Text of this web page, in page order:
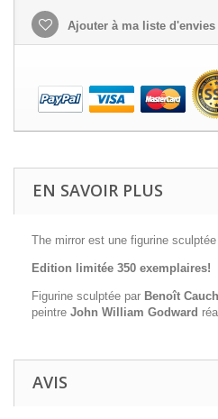
Ajouter à ma liste d'envies
EN SAVOIR PLUS
The mirror est une figurine
Edition limitée 350 exemplaires!
Figurine sculptée par Benoît
peintre John William Godward
AVIS